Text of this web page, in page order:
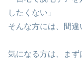
したくない」
そんな方には、間違
気になる方は、ま